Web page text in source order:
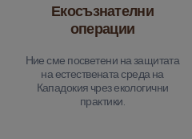
Екосъзнателни
операции
Ние сме посветени на защитата
на естествената среда на
Кападокия чрез екологични
практики.